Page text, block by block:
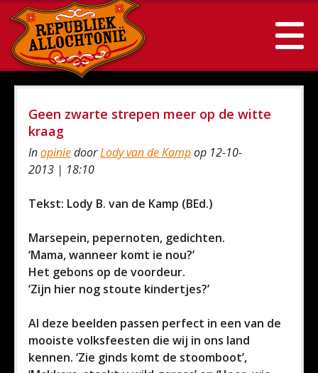
Geen zwarte strepen meer op de witte
kraag
InopiniedoorLody van de Kampop 12-10-
2013 | 18:10
Tekst: Lody B. van de Kamp (BEd.)
Marsepein, pepernoten, gedichten.
‘Mama, wanneer komt ie nou?’
Het gebons op de voordeur.
‘Zijn hier nog stoute kindertjes?’
Al deze beelden passen perfect in een van de
mooiste volksfeesten die wij in ons land
kennen. ‘Zie ginds komt de stoomboot’,